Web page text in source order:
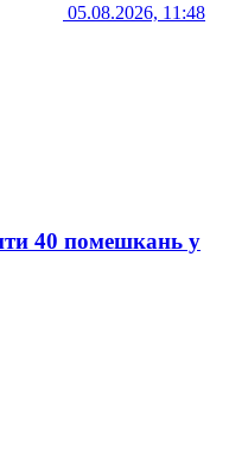
05.08.2026, 11:48
40 помешкань у